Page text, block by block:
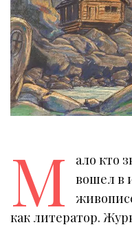
М
ало кто
вошел в
как литератор.